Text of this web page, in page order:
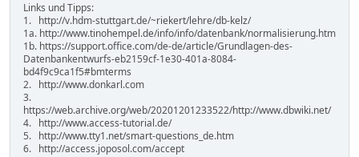
Links und Tipps:
1. http://v.hdm-stuttgart.de/~riekert/lehre/db-kelz/
1a. http://www.tinohempel.de/info/info/datenbank/normalisierung.htm
1b. https://support.office.com/de-de/article/Grundlagen-des-
Datenbankentwurfs-eb2159cf-1e30-401a-8084-
bd4f9c9ca1f5#bmterms
2. http://www.donkarl.com
3.
https://web.archive.org/web/20201201233522/http://www.dbwiki.net/
4. http://www.access-tutorial.de/
5. http://www.tty1.net/smart-questions_de.htm
6. http://access.joposol.com/accept